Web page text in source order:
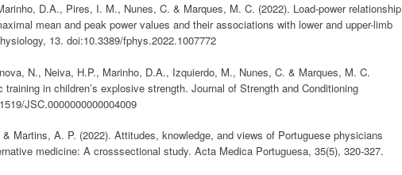
D.A., Pires, I. M., Nunes, C. & Marques, M. C. (2022). Load-power relationship
mean and peak power values and their associations with lower and upper-limb
13. doi:10.3389/fphys.2022.1007772
N., Neiva, H.P., Marinho, D.A., Izquierdo, M., Nunes, C. & Marques, M. C.
in children’s explosive strength. Journal of Strength and Conditioning
JSC.0000000000004009
Martins, A. P. (2022). Attitudes, knowledge, and views of Portuguese physicians
medicine: A crosssectional study. Acta Medica Portuguesa, 35(5), 320-327.